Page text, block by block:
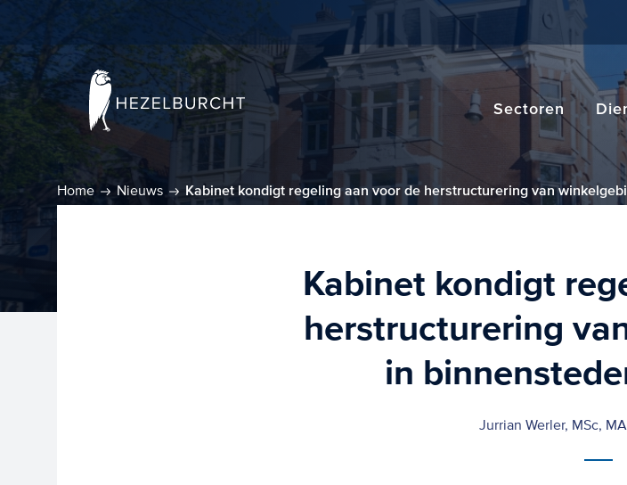
Sectoren
Home Nieuws Kabinet kondigt regeling aan voor de herstructurering van
Kabinet kondigt
herstructurering
in
Jurrian Werler, MSc, MA